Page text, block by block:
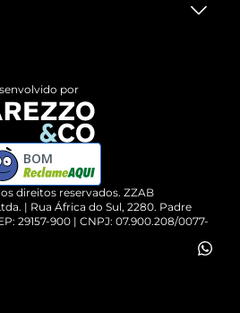
direitos reservados. ZZAB
| Rua África do Sul, 2280. Padre
29157-900 | CNPJ: 07.900.208/0077-
por
BOM